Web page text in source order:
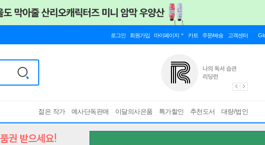
로그인 회원가입 마이페이지 카트 주문/배송 고객센터
젊은 작가 예사단독판매 이달의사은품 특가할인 추천도서 대량/법인
권 받으세요!